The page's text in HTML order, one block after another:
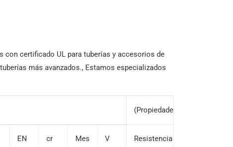
con certificado UL para tuberías y accesorios de
más avanzados., Estamos especializados
(Propiedades mecánicas)
EN cr Mes V Resistencia a la tracción (Mpa)